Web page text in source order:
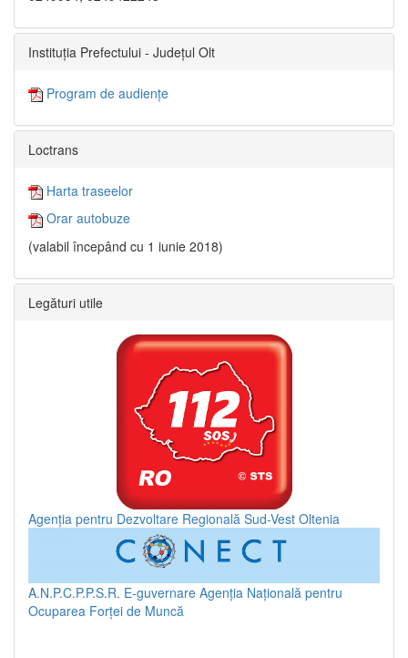
Instituția Prefectului - Județul Olt
Program de audiențe
Loctrans
Harta traseelor
Orar autobuze
(valabil începând cu 1 iunie 2018)
Legături utile
Agenția pentru Dezvoltare Regională Sud-Vest Oltenia
A.N.P.C.P.P.S.R. E-guvernare Agenția Națională pentru
Ocuparea Forței de Muncă